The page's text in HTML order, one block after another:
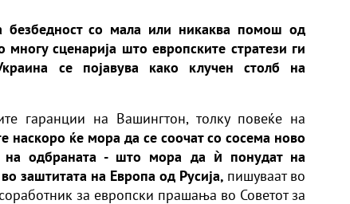
безбедност со мала или никаква помош од
сценарија што европските стратези ги
се појавува како клучен столб на
гаранции на Вашингтон, толку повеќе на
наскоро ќе мора да се соочат со сосема ново
на одбраната - што мора да ѝ понудат на
заштитата на Европа од Русија, пишуваат во
за европски прашања во Советот за